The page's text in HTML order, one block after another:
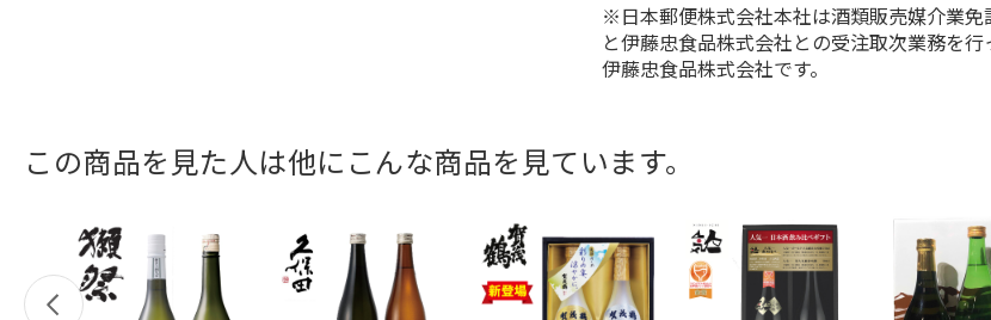
※日本郵便株式会社本社は酒類販売媒介業
と伊藤忠食品株式会社との受注取次業務を
伊藤忠食品株式会社です。
この商品を見た人は他にこんな商品を見ています。